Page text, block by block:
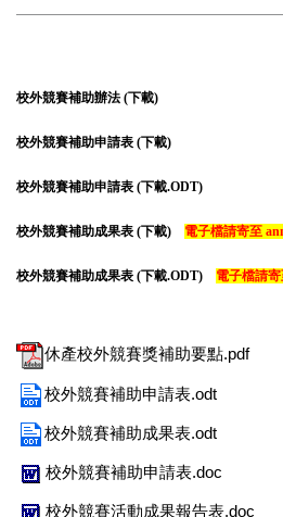
校外競賽補助辦法 (下載)
校外競賽補助申請表 (下載)
校外競賽補助申請表 (下載.ODT)
校外競賽補助成果表 (下載) 電子檔請寄至
校外競賽補助成果表 (下載.ODT) 電子檔請
休產校外競賽獎補助要點.pdf
校外競賽補助申請表.odt
校外競賽補助成果表.odt
校外競賽補助申請表.doc
校外競賽活動成果報告表.doc